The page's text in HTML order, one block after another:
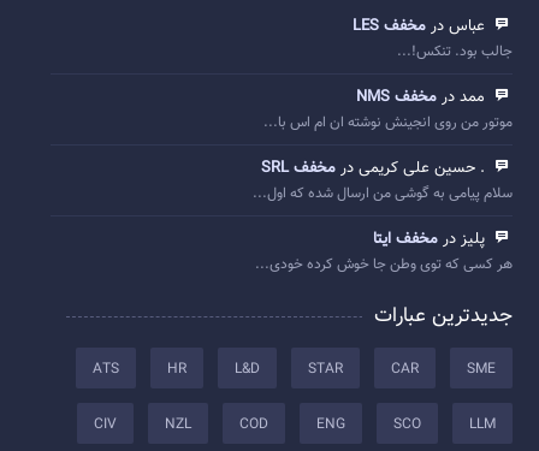
عباس در مخفف LES
جالب بود. تنکس!...
ممد در مخفف NMS
موتور من روی انجینش نوشته ان ام اس با...
. حسین علی کریمی در مخفف SRL
سلام پیامی به گوشی من ارسال شده که اول...
پلیز در مخفف ایتا
هر کسی که توی وطن جا خوش کرده خودی...
جدیدترین عبارات
SME
CAR
STAR
L&D
HR
ATS
LLM
SCO
ENG
COD
NZL
CIV